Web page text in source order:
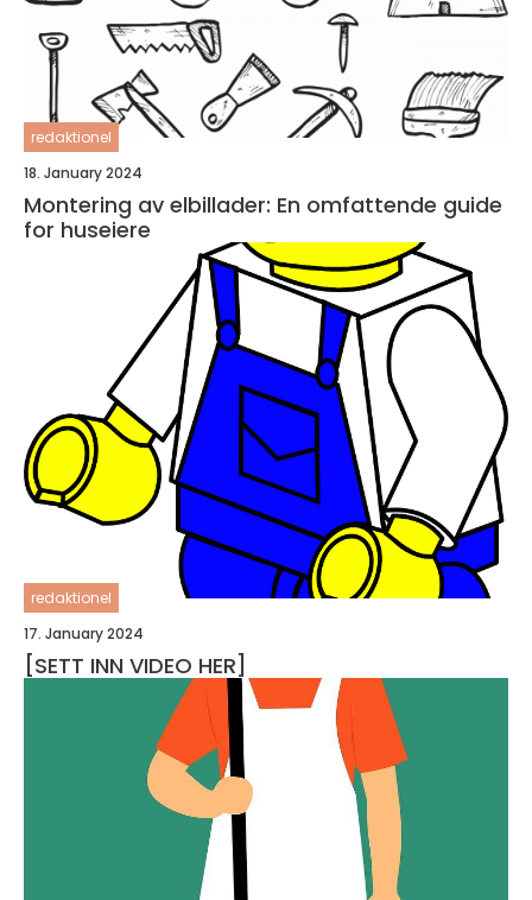
redaktionel
18. January 2024
Montering av elbillader: En omfattende guide
for huseiere
redaktionel
17. January 2024
[SETT INN VIDEO HER]